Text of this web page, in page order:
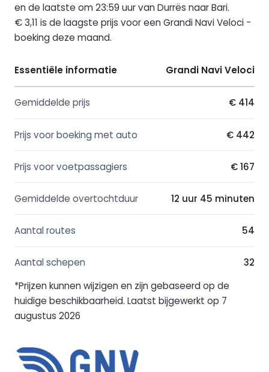
en de laatste om 23:59 uur van Durrës naar Bari.
€ 3,11 is de laagste prijs voor een Grandi Navi Veloci -
boeking deze maand.
Essentiële informatie Grandi Navi Veloci
Gemiddelde prijs € 414
Prijs voor boeking met auto € 442
Prijs voor voetpassagiers € 167
Gemiddelde overtochtduur 12 uur 45 minuten
Aantal routes 54
Aantal schepen
32
*Prijzen kunnen wijzigen en zijn gebaseerd op de
huidige beschikbaarheid. Laatst bijgewerkt op 7
augustus 2026